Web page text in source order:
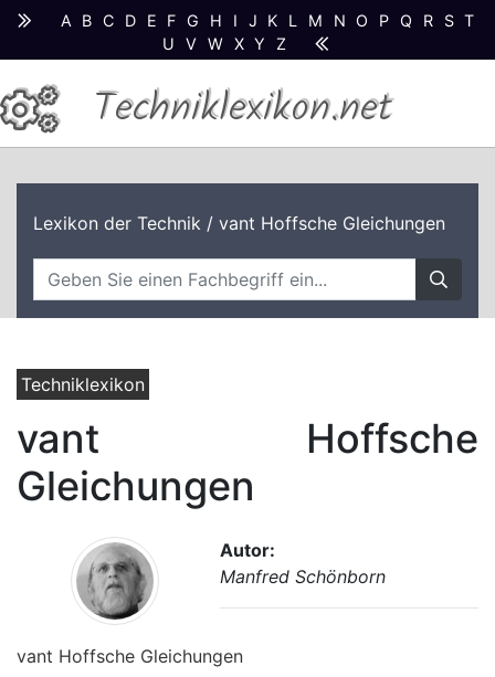
A B C D E F G H I J K L M N O P Q R S T
U
V W X Y Z
Techniklexikon.net
Lexikon der Technik / vant Hoffsche Gleichungen
Techniklexikon
vant Hoffsche
Gleichungen
Autor:
Manfred Schönborn
vant Hoffsche Gleichungen